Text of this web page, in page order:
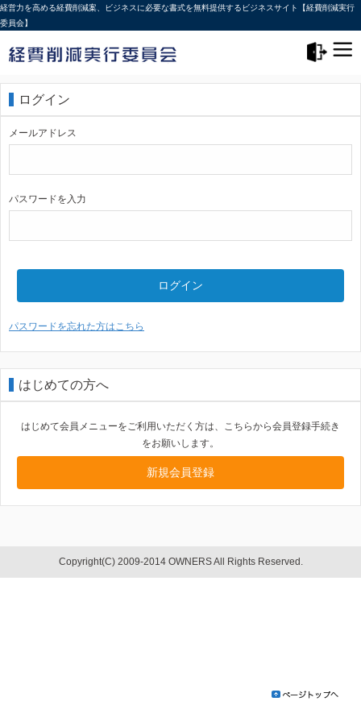
経営力を高める経費削減案、ビジネスに必要な書式を無料提供するビジネスサイト【経費削減実行
委員会】
ログイン
メールアドレス
パスワードを入力
ログイン
パスワードを忘れた方はこちら
はじめての方へ
はじめて会員メニューをご利用いただく方は、こちらから会員登録手続き
をお願いします。
新規会員登録
Copyright(C) 2009-2014 OWNERS All Rights Reserved.